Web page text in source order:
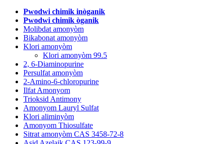
Pwodwi chimik inòganik
Pwodwi chimik òganik
Molibdat amonyòm
Bikabonat amonyòm
Klori amonyòm
Klori amonyòm 99.5
2, 6-Diaminopurine
Persulfat amonyòm
2-Amino-6-chloropurine
Ilfat Amonyom
Trioksid Antimony
Amonyom Lauryl Sulfat
Klori aliminyòm
Amonyom Thiosulfate
Sitrat amonyòm CAS 3458-72-8